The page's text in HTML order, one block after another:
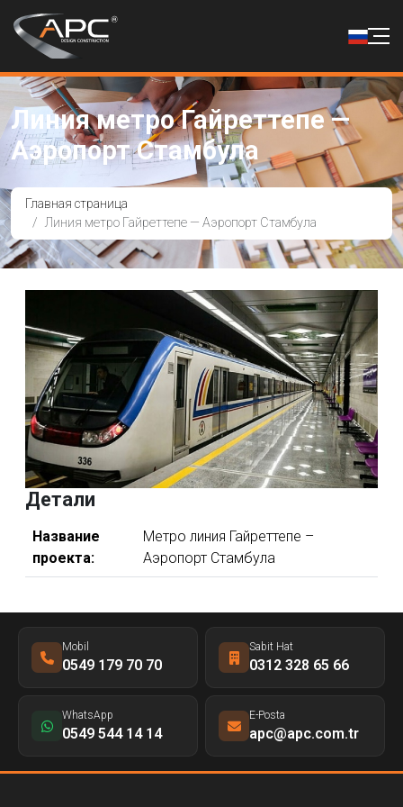
Линия метро Гайреттепе —
Аэропорт Стамбула
Главная страница
Линия метро Гайреттепе — Аэропорт Стамбула
Детали
Название
проекта:
Метро линия Гайреттепе –
Аэропорт Стамбула
Mobil
0549 179 70 70
Sabit Hat
0312 328 65 66
WhatsApp
0549 544 14 14
E-Posta
apc@apc.com.tr